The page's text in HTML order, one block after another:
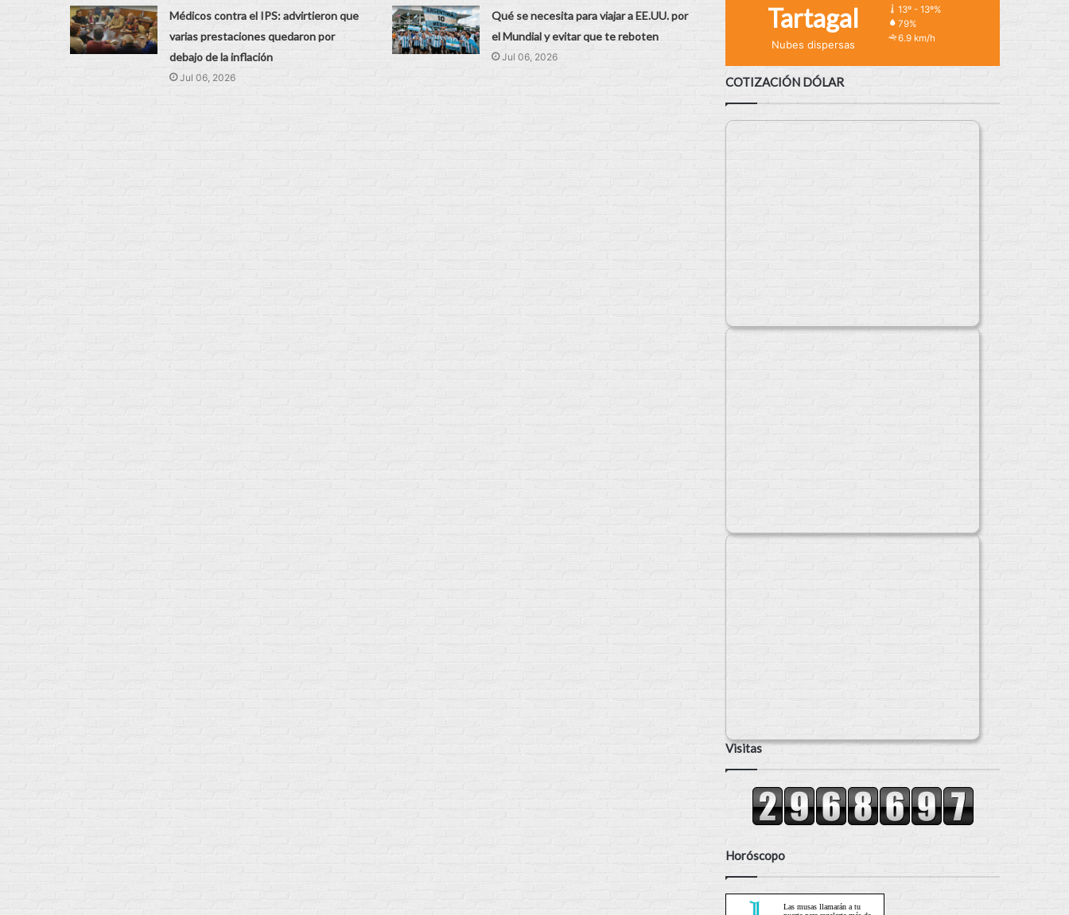
Médicos contra el IPS: advirtieron que
varias prestaciones quedaron por
debajo de la inflación
Jul 06, 2026
Qué se necesita para viajar a EE.UU. por
el Mundial y evitar que te reboten
Jul 06, 2026
Tartagal
Nubes dispersas
13º - 13º%
79%
6.9 km/h
COTIZACIÓN DÓLAR
Visitas
Horóscopo